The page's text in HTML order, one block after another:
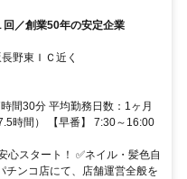
／創業50年の安定企業
野東ＩＣ近く
間30分 平均勤務日数：1ヶ月
時間） 【早番】 7:30～16:00
心スタート！ ✅ネイル・髪色自
チンコ店にて、店舗運営全般を